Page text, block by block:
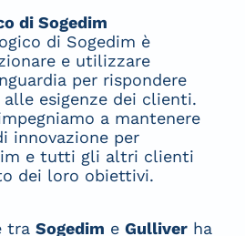
di Sogedim
di Sogedim è
e utilizzare
per rispondere
esigenze dei clienti.
a mantenere
innovazione per
e tutti gli altri clienti
dei loro obiettivi.
tra Sogedim e Gulliver ha